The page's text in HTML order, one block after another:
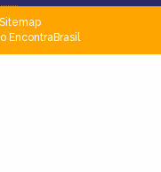
Sitemap
EncontraBrasil